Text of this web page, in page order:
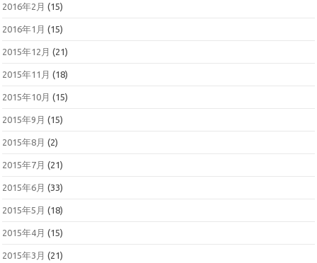
2016年2月 (15)
2016年1月 (15)
2015年12月 (21)
2015年11月 (18)
2015年10月 (15)
2015年9月 (15)
2015年8月 (2)
2015年7月 (21)
2015年6月 (33)
2015年5月 (18)
2015年4月 (15)
2015年3月 (21)